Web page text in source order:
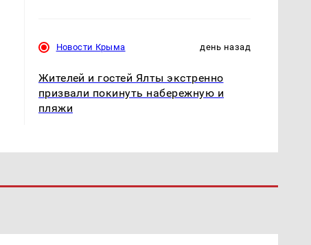
Новости Крыма день назад
Жителей и гостей Ялты экстренно
призвали покинуть набережную и
пляжи